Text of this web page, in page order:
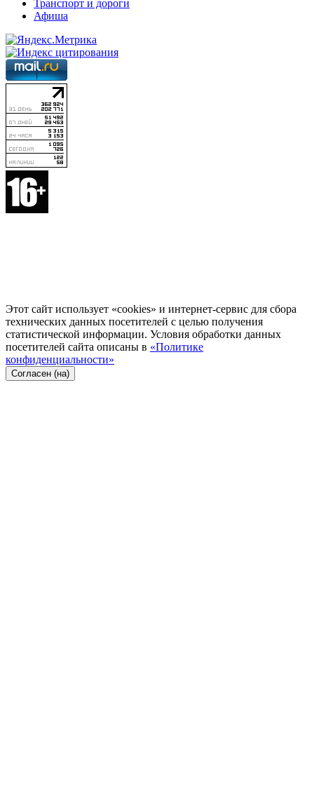
Транспорт и дороги
Афиша
Этот сайт использует «cookies» и интернет-сервис для сбора
технических данных посетителей с целью получения
статистической информации. Условия обработки данных
посетителей сайта описаны в «Политике
конфиденциальности»
Согласен (на)